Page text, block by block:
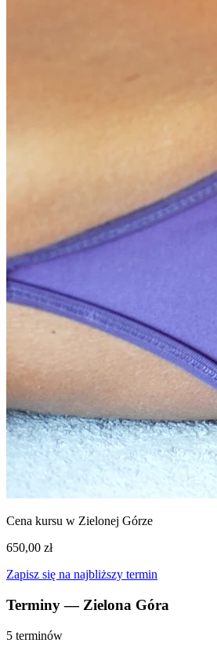
Cena kursu w Zielonej Górze
650,00 zł
Zapisz się na najbliższy termin
Terminy — Zielona Góra
5 terminów